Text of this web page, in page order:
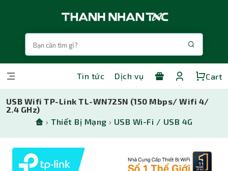
Tin tức Dịch vụ Cart
USB Wifi TP-Link TL-WN725N (150 Mbps/ Wifi 4/
2.4 GHz)
›Thiết Bị Mạng › USB Wi-Fi / USB 4G